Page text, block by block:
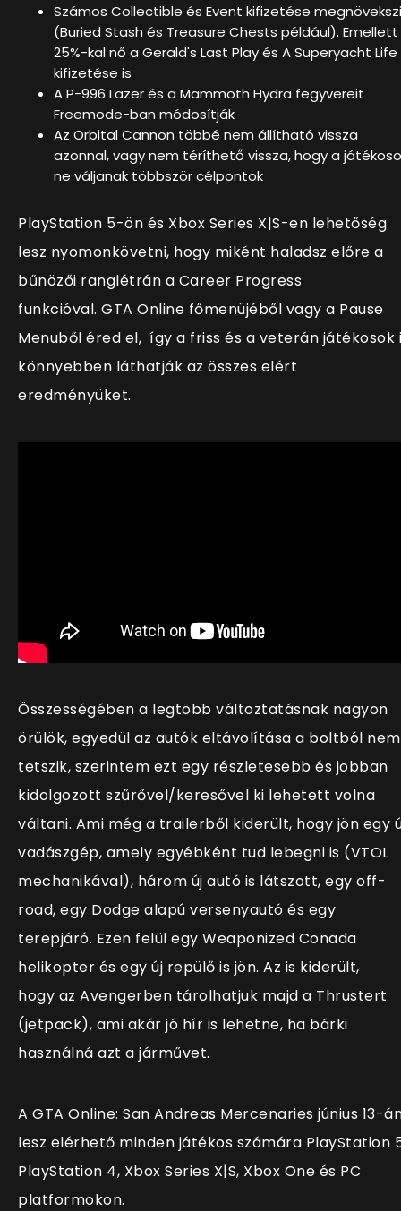
Számos Collectible és Event kifizetése
(Buried Stash és Treasure Chests például). Emellett
25%-kal nő a Gerald's Last Play és A Superyacht Life
kifizetése is
A P-996 Lazer és a Mammoth Hydra fegyvereit
Freemode-ban módosítják
Az Orbital Cannon többé nem állítható vissza
azonnal, vagy nem téríthető vissza, hogy a
ne váljanak többször célpontok
PlayStation 5-ön és Xbox Series X|S-en lehetőség
lesz nyomonkövetni, hogy miként haladsz előre a
bűnözői ranglétrán a Career Progress
funkcióval. GTA Online főmenüjéből vagy a Pause
Menuből éred el, így a friss és a veterán játékosok
könnyebben láthatják az összes elért
eredményüket.
Összességében a legtöbb változtatásnak nagyon
örülök, egyedül az autók eltávolítása a boltból nem
tetszik, szerintem ezt egy részletesebb és jobban
kidolgozott szűrővel/keresővel ki lehetett volna
váltani. Ami még a trailerből kiderült, hogy jön egy
vadászgép, amely egyébként tud lebegni is (VTOL
mechanikával), három új autó is látszott, egy off-
road, egy Dodge alapú versenyautó és egy
terepjáró. Ezen felül egy Weaponized Conada
helikopter és egy új repülő is jön. Az is kiderült,
hogy az Avengerben tárolhatjuk majd a Thrustert
(jetpack), ami akár jó hír is lehetne, ha bárki
használná azt a járművet.
A GTA Online: San Andreas Mercenaries június 13-
lesz elérhető minden játékos számára PlayStation
PlayStation 4, Xbox Series X|S, Xbox One és PC
platformokon.